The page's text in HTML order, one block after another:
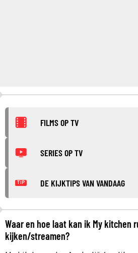
FILMS OP TV
SERIES OP TV
TIP DE KIJKTIPS VAN VANDAAG
Waar en hoe laat kan ik My kitchen
kijken/streamen?